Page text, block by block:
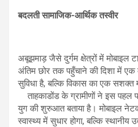
बदलती सामाजिक-आर्थिक तस्वीर
अबूझमाड़ जैसे दुर्गम क्षेत्रों में मोबाइल
अंतिम छोर तक पहुँचाने की दिशा में
सुविधा है, बल्कि विकास का एक सशक्त
ताहकाडोंड के ग्रामीणों ने इस पहल
युग की शुरुआत बताया है। मोबाइल
स्वास्थ्य में सुधार होगा, बल्कि